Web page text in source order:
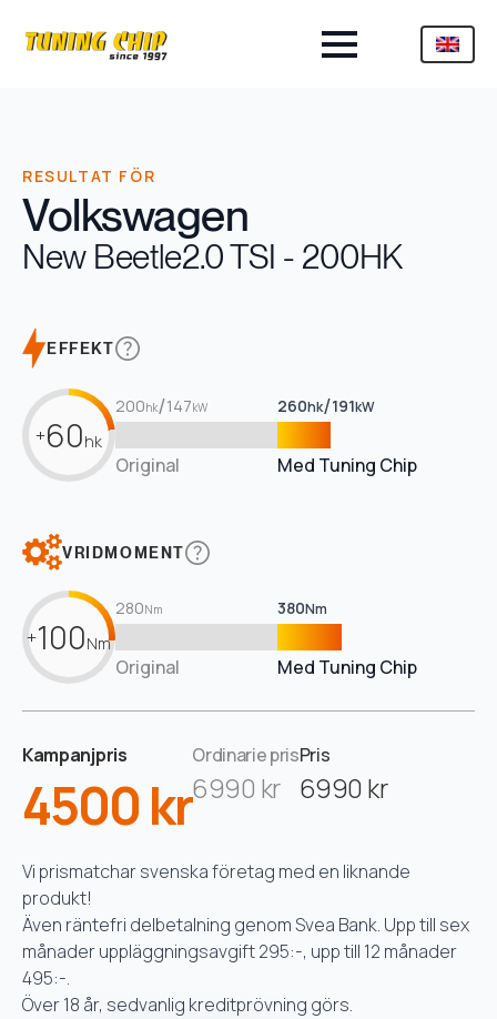
RESULTAT FÖR
Volkswagen
New Beetle2.0 TSI - 200HK
EFFEKT
+60hk
200hk/147kW 260hk/191kW
Original Med Tuning Chip
VRIDMOMENT
+100Nm
280Nm 380Nm
Original Med Tuning Chip
Kampanjpris
4500 kr
Ordinarie pris
6990 kr
Pris
6990 kr
Vi prismatchar svenska företag med en liknande
produkt!
Även räntefri delbetalning genom Svea Bank. Upp till sex
månader uppläggningsavgift 295:-, upp till 12 månader
495:-.
Över 18 år, sedvanlig kreditprövning görs.